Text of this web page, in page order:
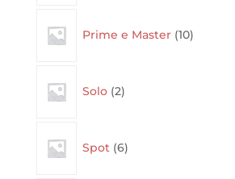
Prime e Master 10products
Solo 2products
Spot 6products